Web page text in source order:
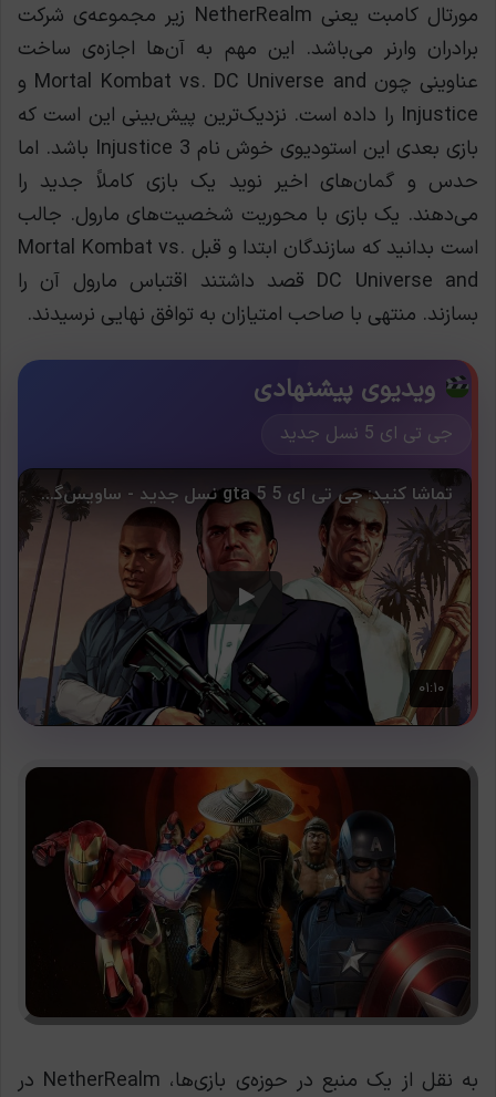
مورتال کامبت یعنی NetherRealm زیر مجموعه‌ی شرکت
برادران وارنر می‌باشد. این مهم به آن‌ها اجازه‌ی ساخت
عناوینی چون Mortal Kombat vs. DC Universe and و
Injustice را داده است. نزدیک‌ترین پیش‌بینی این است که
بازی بعدی این استودیوی خوش نام Injustice 3 باشد. اما
حدس و گمان‌های اخیر نوید یک بازی کاملاََ جدید را
می‌دهند. یک بازی با محوریت شخصیت‌های مارول. جالب
است بدانید که سازندگان ابتدا و قبل Mortal Kombat vs.
DC Universe and قصد داشتند اقتباس مارول آن را
بسازند. منتهی با صاحب امتیازان به توافق نهایی نرسیدند.
ویدیوی پیشنهادی
جی تی ای 5 نسل جدید
به نقل از یک منبع در حوزه‌ی بازی‌ها، NetherRealm در